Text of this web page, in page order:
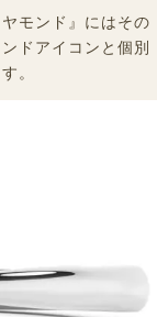
モンド』にはその
ドアイコンと個別
。